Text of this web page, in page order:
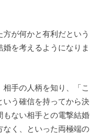
が何かと有利だという
を考えるようになりま
手の人柄を知り、「こ
いう確信を持ってから決
もない相手との電撃結婚
なく、といった両極端の